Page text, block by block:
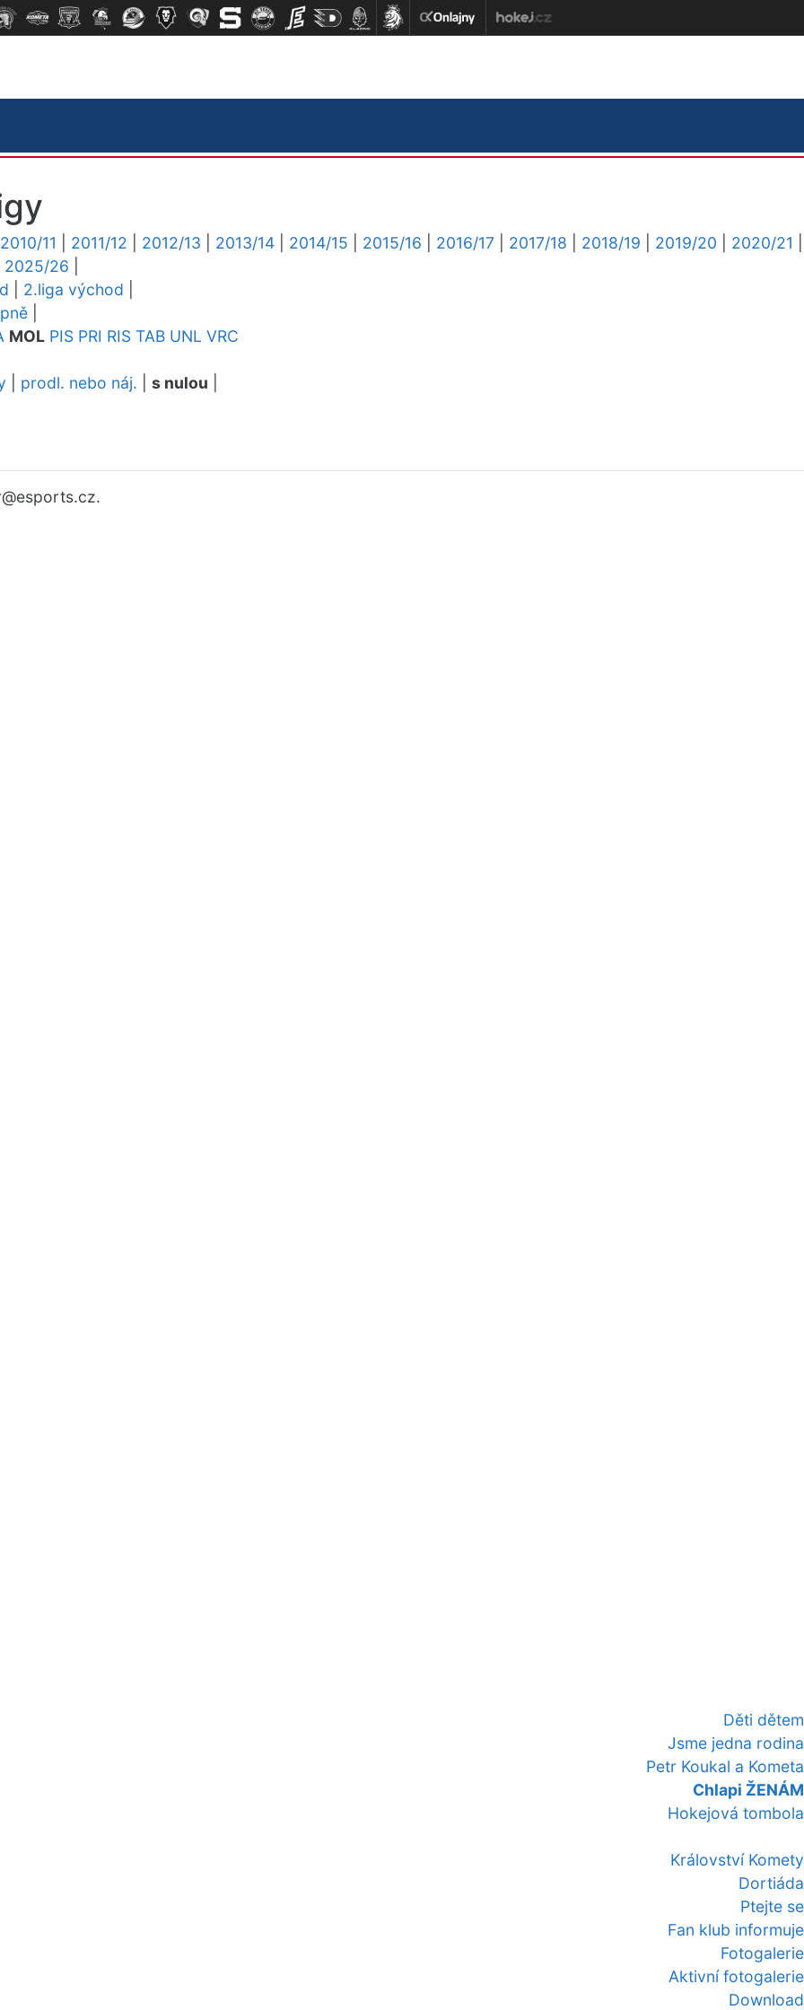
Děti dětem
Jsme jedna rodina
Petr Koukal a Kometa
Chlapi ŽENÁM
Hokejová tombola
Království Komety
Dortiáda
Ptejte se
Fan klub informuje
Fotogalerie
Aktivní fotogalerie
Download
2010/11 2011/12 2012/13 2013/14 2014/15 2015/16 2016/17 2017/18 2018/19 2019/20 2020/21
2025/26
2.liga východ
MOL PIS PRI RIS TAB UNL VRC
prodl. nebo náj. s nulou
@esports.cz.